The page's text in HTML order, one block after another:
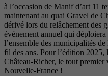
à l’occasion de Manif d’art 11
maintenant au quai Gravel de
dérivé lors du relâchement des
événement annuel qui
l’ensemble des municipalités
fil des ans. Pour l’édition 2025,
Château-Richer, le tout
Nouvelle-France !